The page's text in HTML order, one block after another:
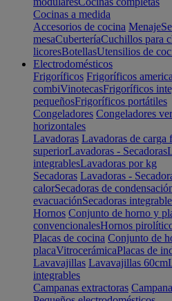
Cocinas a medida
Accesorios de cocina Menaje
mesaCuberteríaCuchillos para
licoresBotellasUtensilios de
Electrodomésticos
Frigoríficos Frigoríficos
combiVinotecasFrigoríficos
pequeñosFrigoríficos portátiles
Congeladores Congeladores
horizontales
Lavadoras Lavadoras de carga
superiorLavadoras - Secadoras
integrablesLavadoras por kg
Secadoras Lavadoras -
calorSecadoras de
evacuaciónSecadoras
Hornos Conjunto de horno y
convencionalesHornos
Placas de cocina Conjunto de
placaVitrocerámicaPlacas de
Lavavajillas Lavavajillas 60cm
integrables
Campanas extractoras